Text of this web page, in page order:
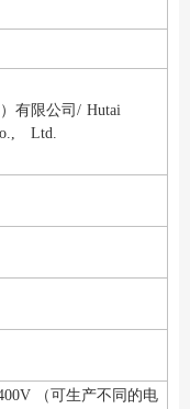
有限公司/ Hutai
Ltd.
（可生产不同的电